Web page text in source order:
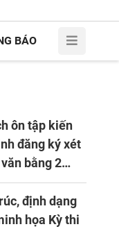
BÁO
ôn tập kiến
đăng ký xét
bằng 2
tại Học viện
2026 - 2027
định dạng
họa Kỳ thi